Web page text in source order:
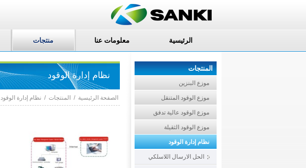
الرئيسية معلومات عنا منتجات
المنتجات
موزع البنزين
موزع الوقود المتنقل
موزع الوقود عالية تدفق
موزع الوقود الثقيلة
نظام إدارة الوقود
الحل الارسال اللاسلكي
نظام إدارة الوقود
الصفحة الرئيسية / المنتجات / نظام إدارة الوقود